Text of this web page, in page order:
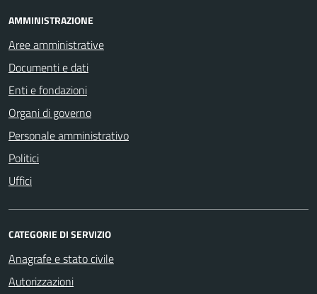
AMMINISTRAZIONE
Aree amministrative
Documenti e dati
Enti e fondazioni
Organi di governo
Personale amministrativo
Politici
Uffici
CATEGORIE DI SERVIZIO
Anagrafe e stato civile
Autorizzazioni